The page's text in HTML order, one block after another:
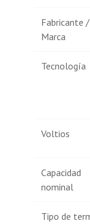
Fabricante /
Marca
Tecnología
Voltios
Capacidad
nominal
Tipo de